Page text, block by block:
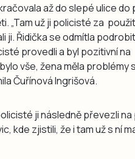
až do slepé ulice do
„Tam už ji policisté za
ji. Řidička se odmítla
provedli a byl pozitivní na
vše, žena měla problémy
Čuřínová Ingrišová.
ji následně převezli
kde zjistili, že i tam už s ní